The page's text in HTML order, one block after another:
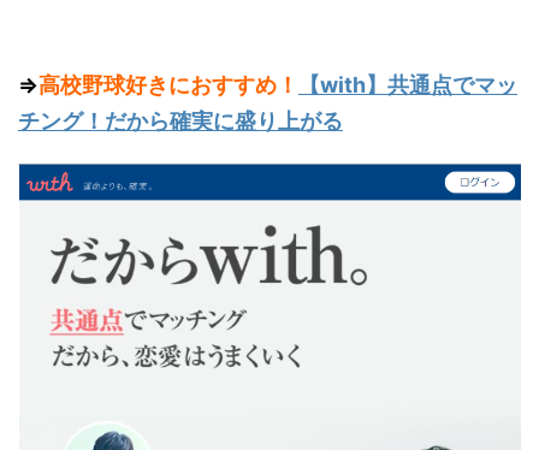
⇒高校野球好きにおすすめ！
【with】共通点でマッ
チング！だから確実に盛り上がる